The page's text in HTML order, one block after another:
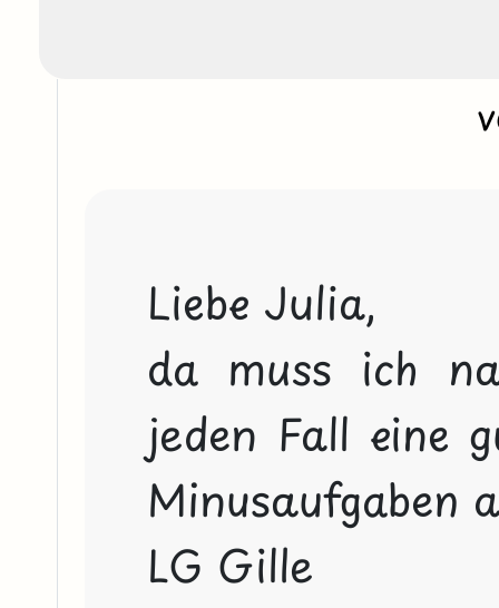
Liebe Julia,
da muss ich
jeden Fall eine
Minusaufgaben
LG Gille